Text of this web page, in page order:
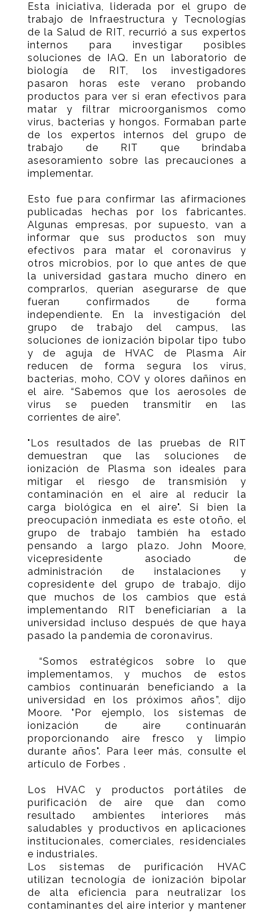
Esta iniciativa, liderada por el grupo de
trabajo de Infraestructura y Tecnologías
de la Salud de RIT, recurrió a sus expertos
internos para investigar posibles
soluciones de IAQ. En un laboratorio de
biología de RIT, los investigadores
pasaron horas este verano probando
productos para ver si eran efectivos para
matar y filtrar microorganismos como
virus, bacterias y hongos. Formaban parte
de los expertos internos del grupo de
trabajo de RIT que brindaba
asesoramiento sobre las precauciones a
implementar.
Esto fue para confirmar las afirmaciones
publicadas hechas por los fabricantes.
Algunas empresas, por supuesto, van a
informar que sus productos son muy
efectivos para matar el coronavirus y
otros microbios, por lo que antes de que
la universidad gastara mucho dinero en
comprarlos, querían asegurarse de que
fueran confirmados de forma
independiente. En la investigación del
grupo de trabajo del campus, las
soluciones de ionización bipolar tipo tubo
y de aguja de HVAC de Plasma Air
reducen de forma segura los virus,
bacterias, moho, COV y olores dañinos en
el aire. “Sabemos que los aerosoles de
virus se pueden transmitir en las
corrientes de aire”.
"Los resultados de las pruebas de RIT
demuestran que las soluciones de
ionización de Plasma son ideales para
mitigar el riesgo de transmisión y
contaminación en el aire al reducir la
carga biológica en el aire". Si bien la
preocupación inmediata es este otoño, el
grupo de trabajo también ha estado
pensando a largo plazo. John Moore,
vicepresidente asociado de
administración de instalaciones y
copresidente del grupo de trabajo, dijo
que muchos de los cambios que está
implementando RIT beneficiarían a la
universidad incluso después de que haya
pasado la pandemia de coronavirus.
“Somos estratégicos sobre lo que
implementamos, y muchos de estos
cambios continuarán beneficiando a la
universidad en los próximos años”, dijo
Moore. "Por ejemplo, los sistemas de
ionización de aire continuarán
proporcionando aire fresco y limpio
durante años". Para leer más, consulte el
artículo de Forbes .
Los HVAC y productos portátiles de
purificación de aire que dan como
resultado ambientes interiores más
saludables y productivos en aplicaciones
institucionales, comerciales, residenciales
e industriales.
Los sistemas de purificación HVAC
utilizan tecnología de ionización bipolar
de alta eficiencia para neutralizar los
contaminantes del aire interior y mantener